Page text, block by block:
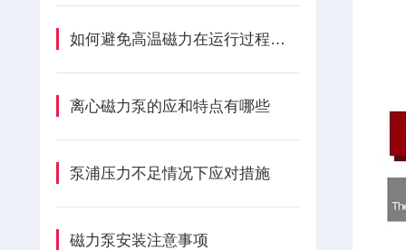
如何避免高温磁力在运行过程上产生泵噪音
离心磁力泵的应和特点有哪些
泵浦压力不足情况下应对措施
磁力泵安装注意事项